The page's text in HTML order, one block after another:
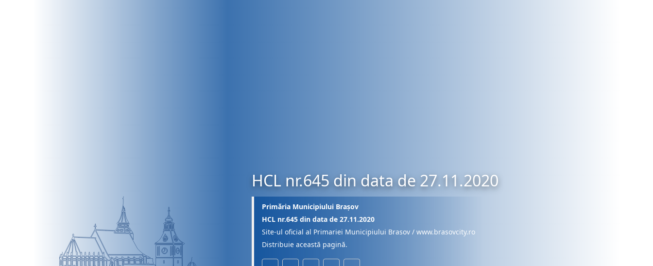
HCL nr.645 din data de 27.11.2020
Primăria Municipiului Brașov
HCL nr.645 din data de 27.11.2020
Site-ul oficial al Primariei Municipiului Brasov / www.brasovcity.ro
Distribuie această pagină.